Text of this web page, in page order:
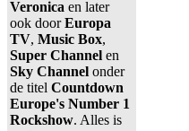
Veronica en later
ook doorEuropa
TV, Music Box,
Super Channel en
Sky Channel onder
de titel Countdown
Europe's Number 1
Rockshow. Alles is